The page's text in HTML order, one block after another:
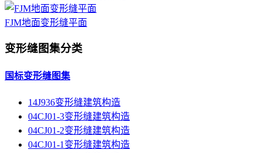
FJM地面变形缝平面
变形缝图集分类
国标变形缝图集
14J936变形缝建筑构造
04CJ01-3变形缝建筑构造
04CJ01-2变形缝建筑构造
04CJ01-1变形缝建筑构造